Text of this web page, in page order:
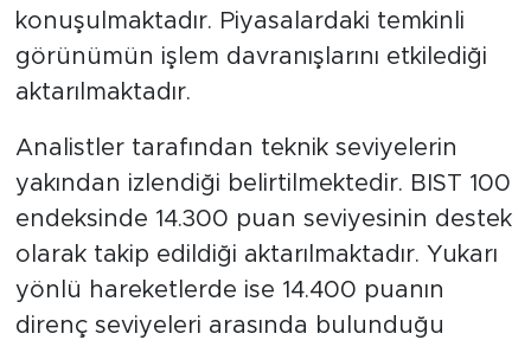
konuşulmaktadır. Piyasalardaki temkinli
görünümün işlem davranışlarını etkilediği
aktarılmaktadır.
Analistler tarafından teknik seviyelerin
yakından izlendiği belirtilmektedir. BIST 100
endeksinde 14.300 puan seviyesinin destek
olarak takip edildiği aktarılmaktadır. Yukarı
yönlü hareketlerde ise 14.400 puanın
direnç seviyeleri arasında bulunduğu